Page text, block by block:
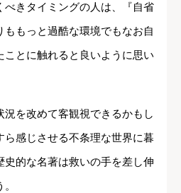
べきタイミングの人は、『自省
もっと過酷な環境でもなお自
ことに触れると良いように思い
況を改めて客観視できるかもし
ら感じさせる不条理な世界に暮
史的な名著は救いの手を差し伸